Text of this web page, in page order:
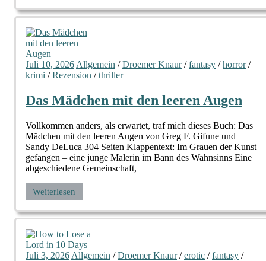
Juli 10, 2026 Allgemein /Droemer Knaur/fantasy /horror/
krimi /Rezension /thriller
Das Mädchen mit den leeren Augen
Vollkommen anders, als erwartet, traf mich dieses Buch: Das
Mädchen mit den leeren Augen von Greg F. Gifune und
Sandy DeLuca 304 Seiten Klappentext: Im Grauen der Kunst
gefangen – eine junge Malerin im Bann des Wahnsinns Eine
abgeschiedene Gemeinschaft,
Weiterlesen
Juli 3, 2026 Allgemein /Droemer Knaur/erotic /fantasy /